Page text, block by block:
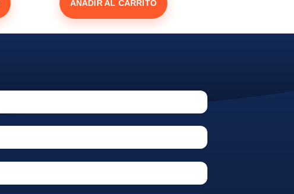
$27530.$19271.
AÑADIR AL CARRITO